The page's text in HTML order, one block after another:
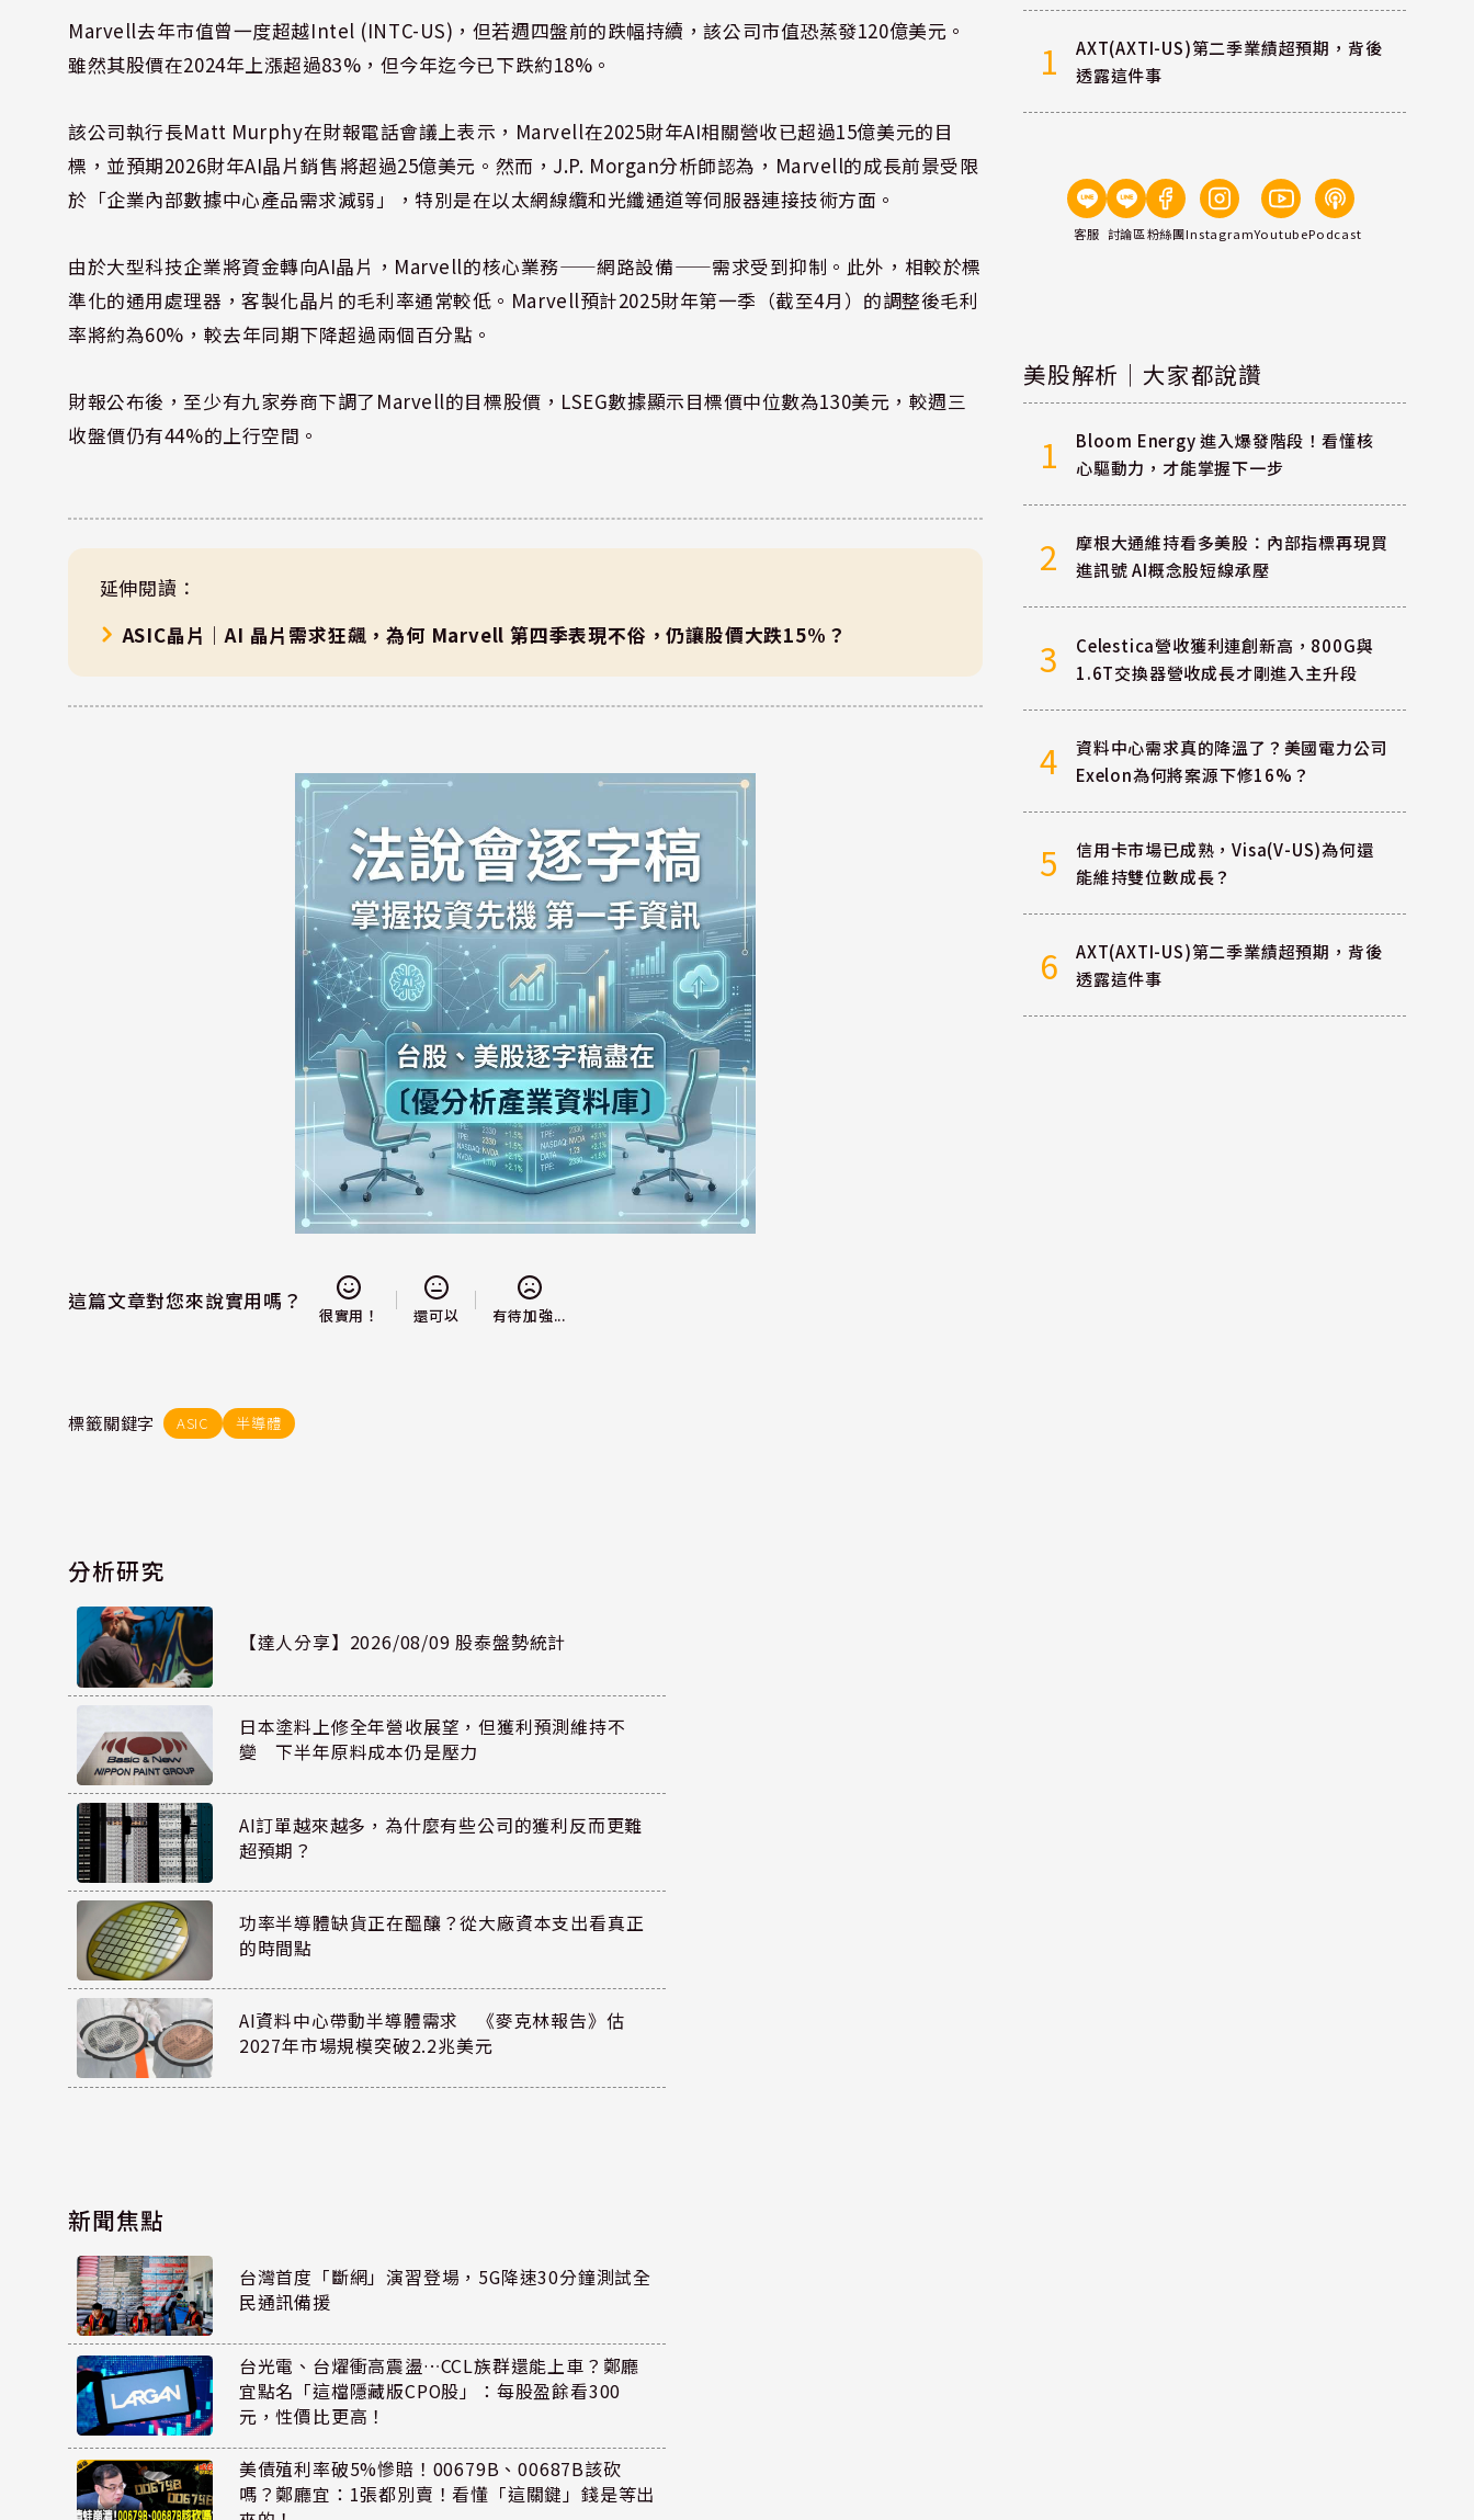
Marvell去年市值曾一度超越Intel (INTC-US)，但若週四盤前的跌幅持續，該公司市值恐蒸發120億美元。
雖然其股價在2024年上漲超過83%，但今年迄今已下跌約18%。
該公司執行長Matt Murphy在財報電話會議上表示，Marvell在2025財年AI相關營收已超過15億美元的目
標，並預期2026財年AI晶片銷售將超過25億美元。然而，J.P. Morgan分析師認為，Marvell的成長前景受限
於「企業內部數據中心產品需求減弱」，特別是在以太網線纜和光纖通道等伺服器連接技術方面。
由於大型科技企業將資金轉向AI晶片，Marvell的核心業務——網路設備——需求受到抑制。此外，相較於標
準化的通用處理器，客製化晶片的毛利率通常較低。Marvell預計2025財年第一季（截至4月）的調整後毛利
率將約為60%，較去年同期下降超過兩個百分點。
財報公布後，至少有九家券商下調了Marvell的目標股價，LSEG數據顯示目標價中位數為130美元，較週三
收盤價仍有44%的上行空間。
延伸閱讀：
ASIC晶片｜AI 晶片需求狂飆，為何 Marvell 第四季表現不俗，仍讓股價大跌15%？
這篇文章對您來說實用嗎？
很實用！ 還可以 有待加強...
標籤關鍵字 ASIC 半導體
分析研究
【達人分享】2026/08/09 股泰盤勢統計
日本塗料上修全年營收展望，但獲利預測維持不
變 下半年原料成本仍是壓力
AI訂單越來越多，為什麼有些公司的獲利反而更難
超預期？
功率半導體缺貨正在醞釀？從大廠資本支出看真正
的時間點
AI資料中心帶動半導體需求 《麥克林報告》估
2027年市場規模突破2.2兆美元
新聞焦點
台灣首度「斷網」演習登場，5G降速30分鐘測試全
民通訊備援
台光電、台燿衝高震盪…CCL族群還能上車？鄭廳
宜點名「這檔隱藏版CPO股」：每股盈餘看300
元，性價比更高！
美債殖利率破5%慘賠！00679B、00687B該砍
嗎？鄭廳宜：1張都別賣！看懂「這關鍵」錢是等出
1
AXT(AXTI-US)第二季業績超預期，背後
透露這件事
客服 討論區粉絲團InstagramYoutubePodcast
美股解析｜大家都說讚
1
Bloom Energy 進入爆發階段！看懂核
心驅動力，才能掌握下一步
2
摩根大通維持看多美股：內部指標再現買
進訊號 AI概念股短線承壓
3
Celestica營收獲利連創新高，800G與
1.6T交換器營收成長才剛進入主升段
4
資料中心需求真的降溫了？美國電力公司
Exelon為何將案源下修16%？
5
信用卡市場已成熟，Visa(V-US)為何還
能維持雙位數成長？
6
AXT(AXTI-US)第二季業績超預期，背後
透露這件事